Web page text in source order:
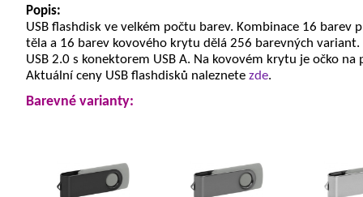
Popis:
USB flashdisk ve velkém počtu barev. Kombinace 16 barev
těla a 16 barev kovového krytu dělá 256 barevných variant.
USB 2.0 s konektorem USB A. Na kovovém krytu je očko na
Aktuální ceny USB flashdisků naleznete zde.
Barevné varianty: